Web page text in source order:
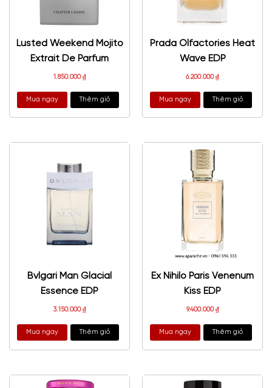
Lusted Weekend Mojito
Extrait De Parfum
1.850.000₫
Mua ngay Thêm giỏ
Prada Olfactories Heat
Wave EDP
6.200.000₫
Mua ngay Thêm giỏ
Bvlgari Man Glacial
Essence EDP
3.150.000₫
Mua ngay Thêm giỏ
Ex Nihilo Paris Venenum
Kiss EDP
9.400.000₫
Mua ngay Thêm giỏ